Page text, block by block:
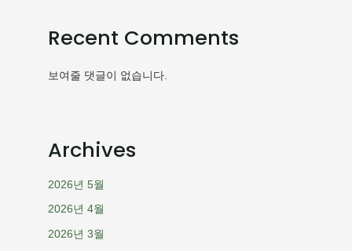
Recent Comments
보여줄 댓글이 없습니다.
Archives
2026년 5월
2026년 4월
2026년 3월